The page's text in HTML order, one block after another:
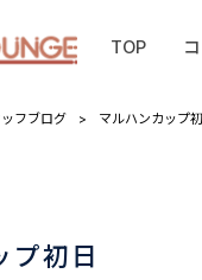
TOP
フブログ > マルハンカップ
プ初日